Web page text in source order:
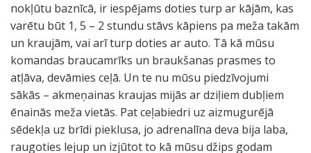
nokļūtu baznīcā, ir iespējams doties turp ar kājām, kas
varētu būt 1, 5 – 2 stundu stāvs kāpiens pa meža takām
un kraujām, vai arī turp doties ar auto. Tā kā mūsu
komandas braucamrīks un braukšanas prasmes to
atļāva, devāmies ceļā. Un te nu mūsu piedzīvojumi
sākās – akmeņainas kraujas mijās ar dziļiem dubļiem
ēnainās meža vietās. Pat ceļabiedri uz aizmugurējā
sēdekļa uz brīdi pieklusa, jo adrenalīna deva bija laba,
raugoties lejup un izjūtot to kā mūsu džips godam